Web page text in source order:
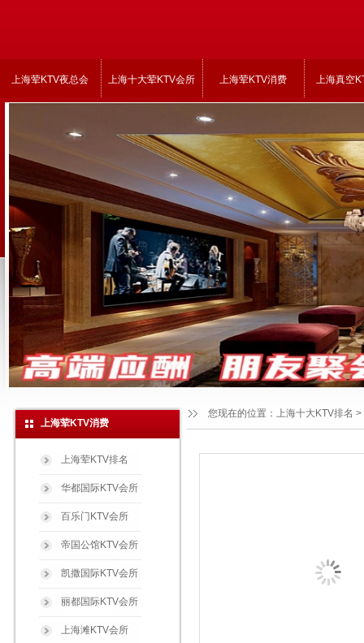
上海荤KTV夜总会 上海十大荤KTV会所 上海荤KTV消费 上海真空
上海荤KTV消费
上海荤KTV排名
华都国际KTV会所
百乐门KTV会所
帝国公馆KTV会所
凯撒国际KTV会所
丽都国际KTV会所
上海滩KTV会所
您现在的位置： 上海十大KTV排名 >